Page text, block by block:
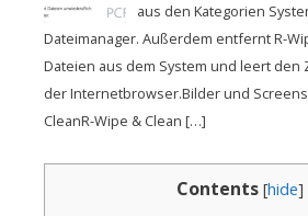
aus den Kategorien
Dateimanager. Außerdem entfernt R-
Dateien aus dem System und leert den
der Internetbrowser.Bilder und
CleanR-Wipe & Clean […]
Contents [hide]